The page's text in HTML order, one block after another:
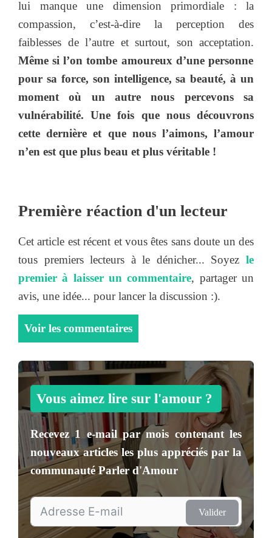
lui manque une dimension primordiale : la
compassion, c’est-à-dire la perception des
faiblesses de l’autre et surtout, son acceptation.
Même si l’on tombe amoureux d’une personne
pour sa force, son intelligence, sa beauté, à un
moment où un autre nous percevons sa
vulnérabilité. Une fois que nous découvrons
cette dernière et que nous l’aimons, l’amour
n’en est que plus beau et plus véritable !
Première réaction d'un lecteur
Cet article est récent et vous êtes sans doute un des
tous premiers lecteurs à le dénicher... Soyez le
premier à laisser un commentaire, partager un
avis, une idée... pour lancer la discussion :).
Voir les commentaires
Vous aimez lire sur l'amour ?
Recevez1 e-mail par mois contenant les
nouveaux articles les plus appréciés par la
communautéParler d'Amour
Valider